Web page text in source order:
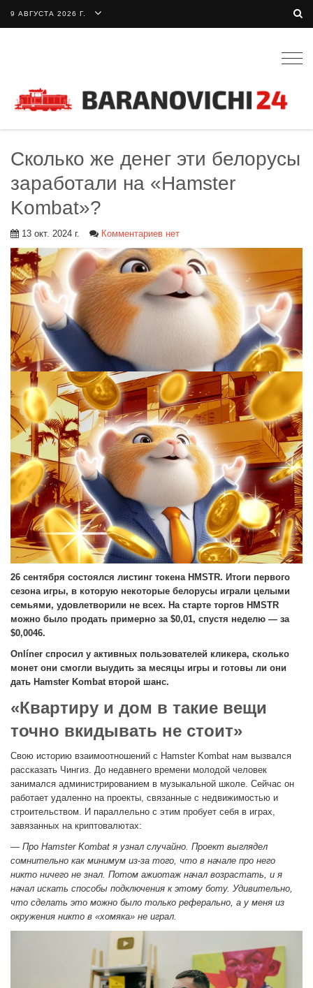
9 АВГУСТА 2026 Г.
Сколько же денег эти белорусы
заработали на «Hamster
Kombat»?
13 окт. 2024 г. Комментариев нет
26 сентября состоялся листинг токена HMSTR. Итоги первого
сезона игры, в которую некоторые белорусы играли целыми
семьями, удовлетворили не всех. На старте торгов HMSTR
можно было продать примерно за $0,01, спустя неделю — за
$0,0046.
Onlíner спросил у активных пользователей кликера, сколько
монет они смогли выудить за месяцы игры и готовы ли они
дать Hamster Kombat второй шанс.
«Квартиру и дом в такие вещи
точно вкидывать не стоит»
Свою историю взаимоотношений с Hamster Kombat нам вызвался
рассказать Чингиз. До недавнего времени молодой человек
занимался администрированием в музыкальной школе. Сейчас он
работает удаленно на проекты, связанные с недвижимостью и
строительством. И параллельно с этим пробует себя в играх,
завязанных на криптовалютах:
— Про Hamster Kombat я узнал случайно. Проект выглядел
сомнительно как минимум из-за того, что в начале про него
никто ничего не знал. Потом ажиотаж начал возрастать, и я
начал искать способы подключения к этому боту. Удивительно,
что сделать это можно было только реферально, а у меня из
окружения никто в «хомяка» не играл.